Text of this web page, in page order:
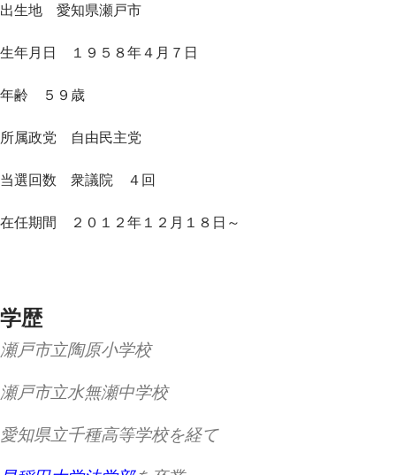
出生地 愛知県瀬戸市
生年月日 １９５８年４月７日
年齢 ５９歳
所属政党 自由民主党
当選回数 衆議院 ４回
在任期間 ２０１２年１２月１８日～
学歴
瀬戸市立陶原小学校
瀬戸市立水無瀬中学校
愛知県立千種高等学校を経て